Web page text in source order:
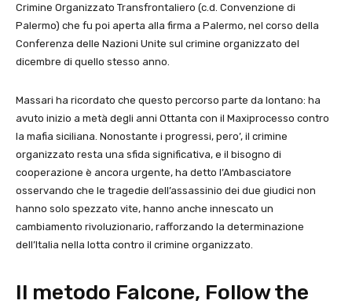
Crimine Organizzato Transfrontaliero (c.d. Convenzione di
Palermo) che fu poi aperta alla firma a Palermo, nel corso della
Conferenza delle Nazioni Unite sul crimine organizzato del
dicembre di quello stesso anno.
Massari ha ricordato che questo percorso parte da lontano: ha
avuto inizio a metà degli anni Ottanta con il Maxiprocesso contro
la mafia siciliana. Nonostante i progressi, pero’, il crimine
organizzato resta una sfida significativa, e il bisogno di
cooperazione è ancora urgente, ha detto l’Ambasciatore
osservando che le tragedie dell’assassinio dei due giudici non
hanno solo spezzato vite, hanno anche innescato un
cambiamento rivoluzionario, rafforzando la determinazione
dell’Italia nella lotta contro il crimine organizzato.
Il metodo Falcone, Follow the